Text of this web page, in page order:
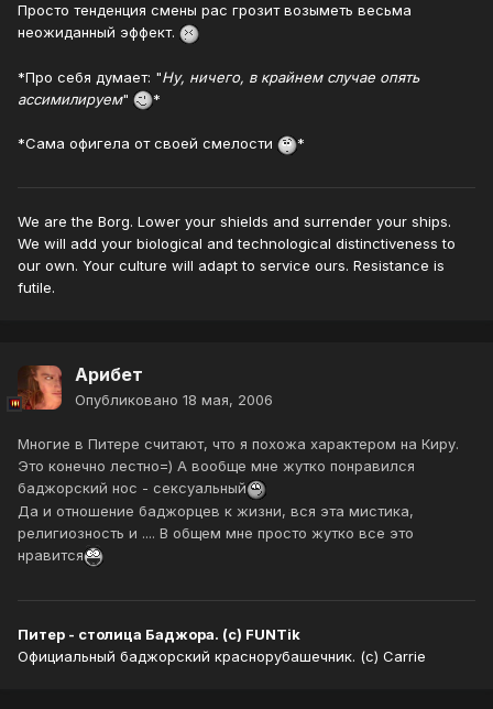
Просто тенденция смены рас грозит возыметь весьма
неожиданный эффект.
*Про себя думает: "Ну, ничего, в крайнем случае опять
ассимилируем" *
*Cама офигела от своей смелости *
We are the Borg. Lower your shields and surrender your ships.
We will add your biological and technological distinctiveness to
our own. Your culture will adapt to service ours. Resistance is
futile.
Арибет
Опубликовано 18 мая, 2006
Многие в Питере считают, что я похожа характером на Киру.
Это конечно лестно=) А вообще мне жутко понравился
баджорский нос - сексуальный
Да и отношение баджорцев к жизни, вся эта мистика,
религиозность и .... В общем мне просто жутко все это
нравится
Питер - столица Баджора. (с) FUNTik
Официальный баджорский краснорубашечник. (с) Carrie